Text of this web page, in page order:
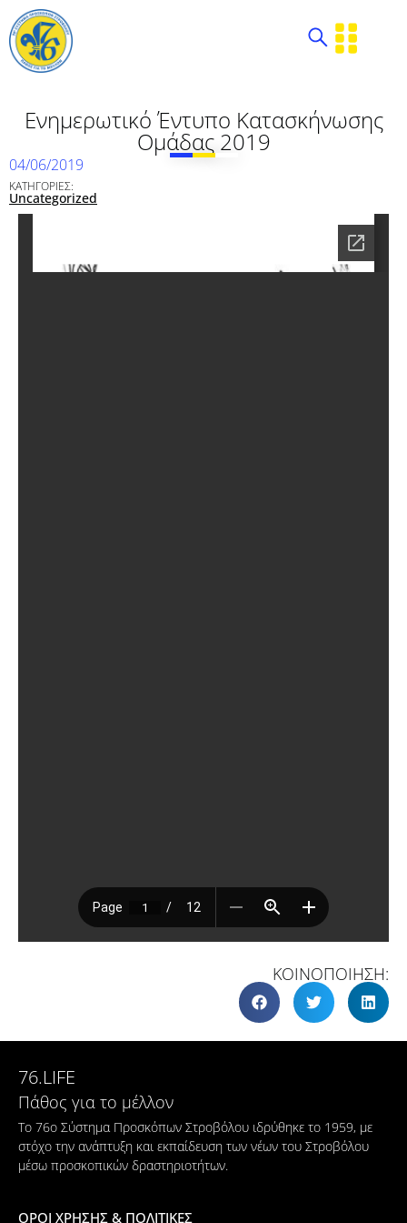
Ενημερωτικό Έντυπο Κατασκήνωσης
Ομάδας 2019
04/06/2019
ΚΑΤΗΓΟΡΙΕΣ:
Uncategorized
ΚΟΙΝΟΠΟΙΗΣΗ:
76.LIFE
Πάθος για το μέλλον
Το 76ο Σύστημα Προσκόπων Στροβόλου ιδρύθηκε το 1959, με
στόχο την ανάπτυξη και εκπαίδευση των νέων του Στροβόλου
μέσω προσκοπικών δραστηριοτήτων.
ΟΡΟΙ ΧΡΗΣΗΣ & ΠΟΛΙΤΙΚΕΣ